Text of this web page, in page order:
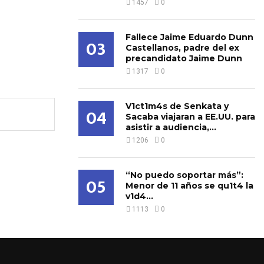
1457 0
03
Fallece Jaime Eduardo Dunn
Castellanos, padre del ex
precandidato Jaime Dunn
1317 0
04
V1ct1m4s de Senkata y
Sacaba viajaran a EE.UU. para
asistir a audiencia,...
1206 0
05
“No puedo soportar más”:
Menor de 11 años se qu1t4 la
v1d4...
1113 0